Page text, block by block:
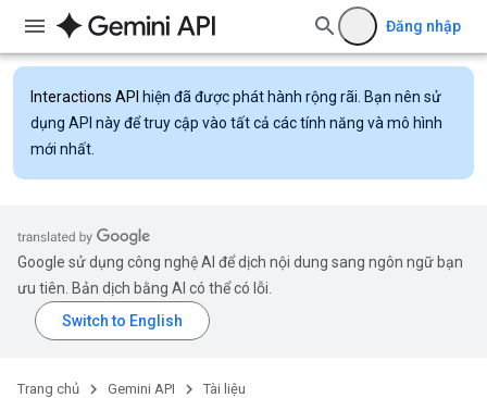
Đăng nhập
Interactions API hiện đã được phát hành rộng rãi. Bạn nên sử
dụng API này để truy cập vào tất cả các tính năng và mô hình
mới nhất.
Google sử dụng công nghệ AI để dịch nội dung sang ngôn ngữ bạn
ưu tiên. Bản dịch bằng AI có thể có lỗi.
Trang chủ Gemini API Tài liệu